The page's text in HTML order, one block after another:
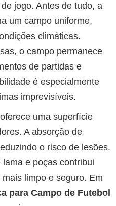
jogo. Antes de tudo, a
um campo uniforme,
climáticas.
o campo permanece
de partidas e
é especialmente
imprevisíveis.
uma superfície
A absorção de
o risco de lesões.
e poças contribui
limpo e seguro. Em
para Campo de Futebol